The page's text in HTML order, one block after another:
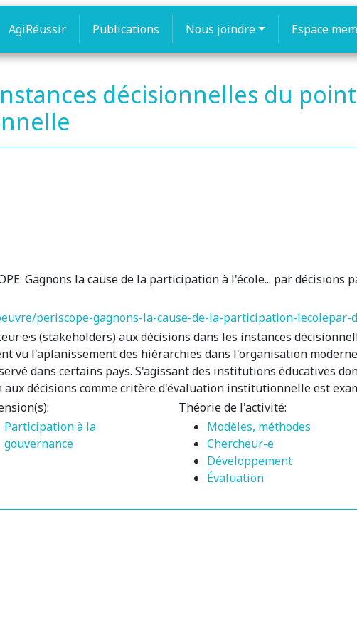
AgiRéussir Publications Nous joindre Espace
décisionnelles du
Gagnons la cause de la participation à l'école... par décisions
periscope-gagnons-la-cause-de-la-participation-lecolepar-
(stakeholders) aux décisions dans les instances
vu l'aplanissement des hiérarchies dans l'organisation
dans certains pays. S'agissant des institutions éducatives
décisions comme critère d'évaluation institutionnelle est
Participation à la
gouvernance
Théorie de l'activité:
Modèles, méthodes
Chercheur-e
Développement
Évaluation